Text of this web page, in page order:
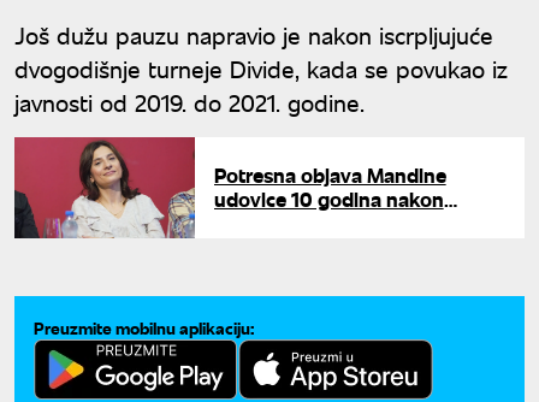
Još dužu pauzu napravio je nakon iscrpljujuće
dvogodišnje turneje Divide, kada se povukao iz
javnosti od 2019. do 2021. godine.
Potresna objava Mandine
udovice 10 godina nakon
Preuzmite mobilnu aplikaciju: